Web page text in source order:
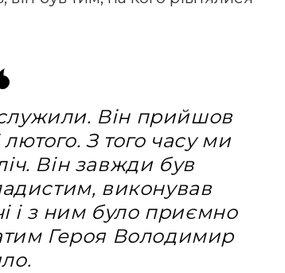
Він прийшов
З того часу ми
Він завжди був
виконував
і з ним було приємно
Героя Володимир